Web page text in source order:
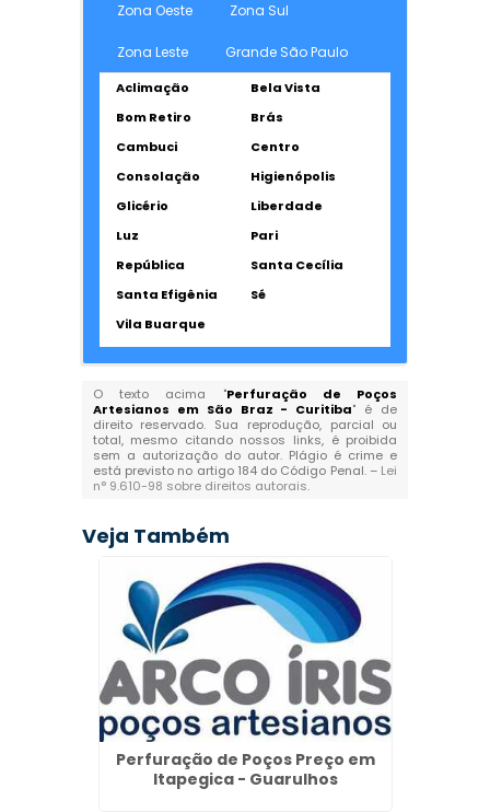
Zona Oeste Zona Sul
Zona Leste Grande São Paulo
Aclimação
Bela Vista
Bom Retiro
Brás
Cambuci
Centro
Consolação
Higienópolis
Glicério
Liberdade
Luz
Pari
República
Santa Cecília
Santa Efigênia
Sé
Vila Buarque
O texto acima "Perfuração de Poços
Artesianos em São Braz - Curitiba" é de
direito reservado. Sua reprodução, parcial ou
total, mesmo citando nossos links, é proibida
sem a autorização do autor. Plágio é crime e
está previsto no artigo 184 do Código Penal. – Lei
n° 9.610-98 sobre direitos autorais.
Veja Também
Perfuração de Poços Preço em
Itapegica - Guarulhos